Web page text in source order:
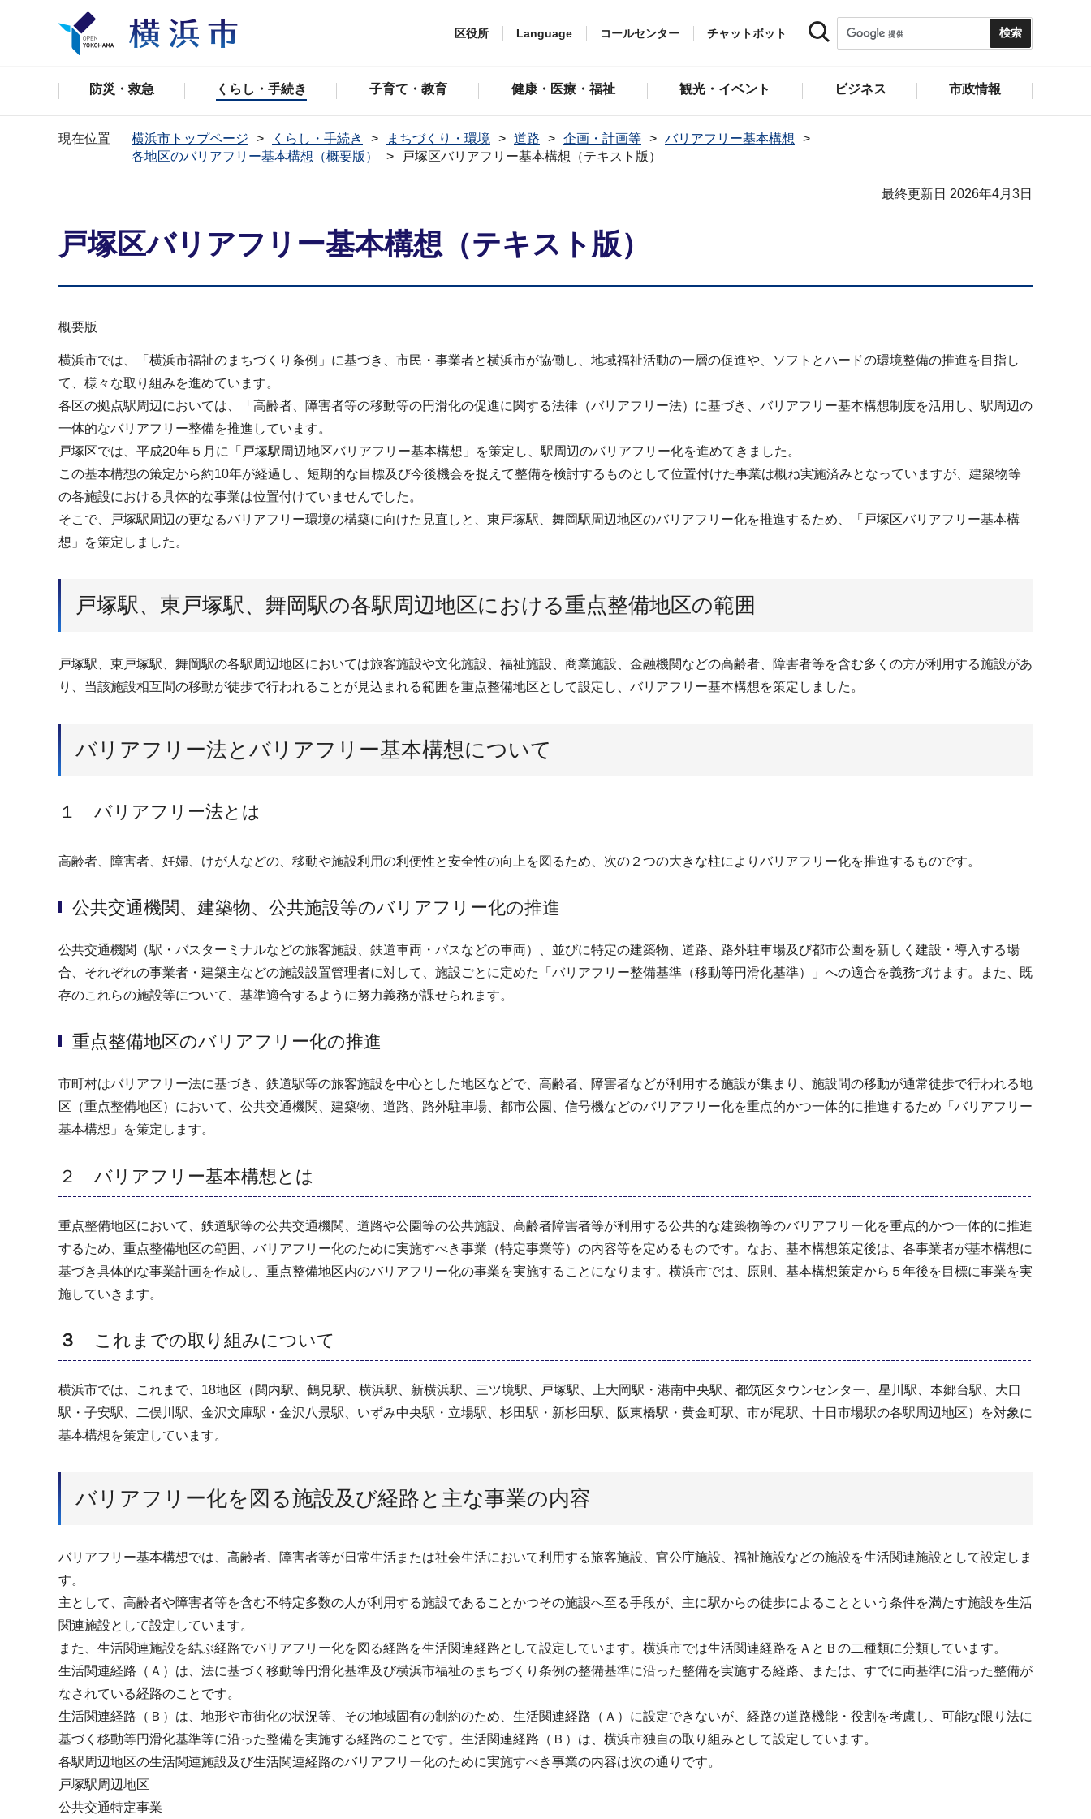
区役所 Language コールセンター チャットボット
防災・救急 くらし・手続き 子育て・教育 健康・医療・福祉 観光・イベント ビジネス 市政情報
現在位置 横浜市トップページ くらし・手続き まちづくり・環境 道路 企画・計画等
バリアフリー基本構想
各地区のバリアフリー基本構想（概要版）
戸塚区バリアフリー基本構想（テキスト版）
最終更新日 2026年4月3日
戸塚区バリアフリー基本構想（テキスト版）
概要版
横浜市では、「横浜市福祉のまちづくり条例」に基づき、市民・事業者と横浜市が協働し、地域福祉活動の一層の促進や、ソフトとハードの環境整備の推進を目指し
て、様々な取り組みを進めています。
各区の拠点駅周辺においては、「高齢者、障害者等の移動等の円滑化の促進に関する法律（バリアフリー法）に基づき、バリアフリー基本構想制度を活用し、駅周辺の
一体的なバリアフリー整備を推進しています。
戸塚区では、平成20年５月に「戸塚駅周辺地区バリアフリー基本構想」を策定し、駅周辺のバリアフリー化を進めてきました。
この基本構想の策定から約10年が経過し、短期的な目標及び今後機会を捉えて整備を検討するものとして位置付けた事業は概ね実施済みとなっていますが、建築物等
の各施設における具体的な事業は位置付けていませんでした。
そこで、戸塚駅周辺の更なるバリアフリー環境の構築に向けた見直しと、東戸塚駅、舞岡駅周辺地区のバリアフリー化を推進するため、「戸塚区バリアフリー基本構
想」を策定しました。
戸塚駅、東戸塚駅、舞岡駅の各駅周辺地区における重点整備地区の範囲
戸塚駅、東戸塚駅、舞岡駅の各駅周辺地区においては旅客施設や文化施設、福祉施設、商業施設、金融機関などの高齢者、障害者等を含む多くの方が利用する施設があ
り、当該施設相互間の移動が徒歩で行われることが見込まれる範囲を重点整備地区として設定し、バリアフリー基本構想を策定しました。
バリアフリー法とバリアフリー基本構想について
１ バリアフリー法とは
高齢者、障害者、妊婦、けが人などの、移動や施設利用の利便性と安全性の向上を図るため、次の２つの大きな柱によりバリアフリー化を推進するものです。
公共交通機関、建築物、公共施設等のバリアフリー化の推進
公共交通機関（駅・バスターミナルなどの旅客施設、鉄道車両・バスなどの車両）、並びに特定の建築物、道路、路外駐車場及び都市公園を新しく建設・導入する場
合、それぞれの事業者・建築主などの施設設置管理者に対して、施設ごとに定めた「バリアフリー整備基準（移動等円滑化基準）」への適合を義務づけます。また、既
存のこれらの施設等について、基準適合するように努力義務が課せられます。
重点整備地区のバリアフリー化の推進
市町村はバリアフリー法に基づき、鉄道駅等の旅客施設を中心とした地区などで、高齢者、障害者などが利用する施設が集まり、施設間の移動が通常徒歩で行われる地
区（重点整備地区）において、公共交通機関、建築物、道路、路外駐車場、都市公園、信号機などのバリアフリー化を重点的かつ一体的に推進するため「バリアフリー
基本構想」を策定します。
２ バリアフリー基本構想とは
重点整備地区において、鉄道駅等の公共交通機関、道路や公園等の公共施設、高齢者障害者等が利用する公共的な建築物等のバリアフリー化を重点的かつ一体的に推進
するため、重点整備地区の範囲、バリアフリー化のために実施すべき事業（特定事業等）の内容等を定めるものです。なお、基本構想策定後は、各事業者が基本構想に
基づき具体的な事業計画を作成し、重点整備地区内のバリアフリー化の事業を実施することになります。横浜市では、原則、基本構想策定から５年後を目標に事業を実
施していきます。
３ これまでの取り組みについて
横浜市では、これまで、18地区（関内駅、鶴見駅、横浜駅、新横浜駅、三ツ境駅、戸塚駅、上大岡駅・港南中央駅、都筑区タウンセンター、星川駅、本郷台駅、大口
駅・子安駅、二俣川駅、金沢文庫駅・金沢八景駅、いずみ中央駅・立場駅、杉田駅・新杉田駅、阪東橋駅・黄金町駅、市が尾駅、十日市場駅の各駅周辺地区）を対象に
基本構想を策定しています。
バリアフリー化を図る施設及び経路と主な事業の内容
バリアフリー基本構想では、高齢者、障害者等が日常生活または社会生活において利用する旅客施設、官公庁施設、福祉施設などの施設を生活関連施設として設定しま
す。
主として、高齢者や障害者等を含む不特定多数の人が利用する施設であることかつその施設へ至る手段が、主に駅からの徒歩によることという条件を満たす施設を生活
関連施設として設定しています。
また、生活関連施設を結ぶ経路でバリアフリー化を図る経路を生活関連経路として設定しています。横浜市では生活関連経路をＡとＢの二種類に分類しています。
生活関連経路（Ａ）は、法に基づく移動等円滑化基準及び横浜市福祉のまちづくり条例の整備基準に沿った整備を実施する経路、または、すでに両基準に沿った整備が
なされている経路のことです。
生活関連経路（Ｂ）は、地形や市街化の状況等、その地域固有の制約のため、生活関連経路（Ａ）に設定できないが、経路の道路機能・役割を考慮し、可能な限り法に
基づく移動等円滑化基準等に沿った整備を実施する経路のことです。生活関連経路（Ｂ）は、横浜市独自の取り組みとして設定しています。
各駅周辺地区の生活関連施設及び生活関連経路のバリアフリー化のために実施すべき事業の内容は次の通りです。
戸塚駅周辺地区
公共交通特定事業